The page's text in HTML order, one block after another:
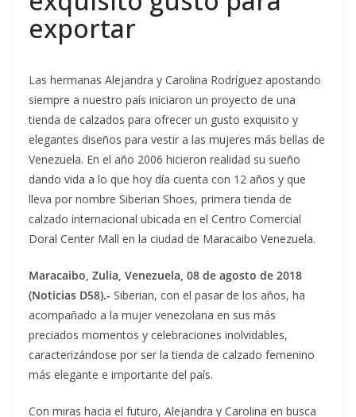
exportar
Las hermanas Alejandra y Carolina Rodríguez apostando
siempre a nuestro país iniciaron un proyecto de una
tienda de calzados para ofrecer un gusto exquisito y
elegantes diseños para vestir a las mujeres más bellas de
Venezuela. En el año 2006 hicieron realidad su sueño
dando vida a lo que hoy día cuenta con 12 años y que
lleva por nombre Siberian Shoes, primera tienda de
calzado internacional ubicada en el Centro Comercial
Doral Center Mall en la ciudad de Maracaibo Venezuela.
Maracaibo, Zulia, Venezuela, 08 de agosto de 2018
(Noticias D58).- Siberian, con el pasar de los años, ha
acompañado a la mujer venezolana en sus más
preciados momentos y celebraciones inolvidables,
caracterizándose por ser la tienda de calzado femenino
más elegante e importante del país.
Con miras hacia el futuro, Alejandra y Carolina en busca